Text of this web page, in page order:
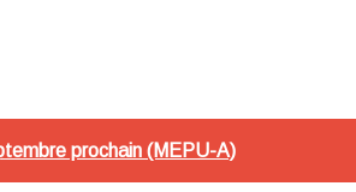
prochain (MEPU-A)